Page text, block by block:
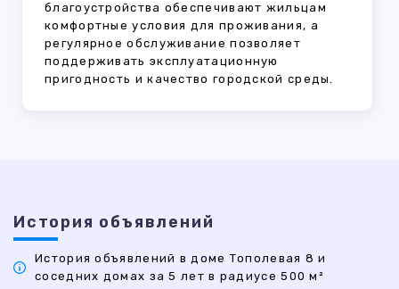
благоустройства обеспечивают жильцам
комфортные условия для проживания, а
регулярное обслуживание позволяет
поддерживать эксплуатационную
пригодность и качество городской среды.
История объявлений
История объявлений в доме Тополевая 8 и
соседних домах за 5 лет в радиусе 500 м²